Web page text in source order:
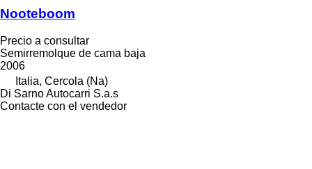
Nooteboom
Precio a consultar
Semirremolque de cama baja
2006
Italia, Cercola (Na)
Di Sarno Autocarri S.a.s
Contacte con el vendedor